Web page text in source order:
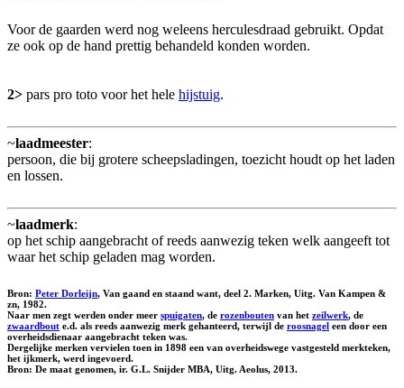
Voor de gaarden werd nog weleens herculesdraad gebruikt. Opdat
ze ook op de hand prettig behandeld konden worden.
2> pars pro toto voor het hele hijstuig.
~laadmeester:
persoon, die bij grotere scheepsladingen, toezicht houdt op het laden
en lossen.
~laadmerk:
op het schip aangebracht of reeds aanwezig teken welk aangeeft tot
waar het schip geladen mag worden.
Bron: Peter Dorleijn, Van gaand en staand want, deel 2. Marken, Uitg. Van Kampen &
zn, 1982.
Naar men zegt werden onder meer spuigaten, de rozenbouten van het zeilwerk, de
zwaardbout e.d. als reeds aanwezig merk gehanteerd, terwijl de roosnagel een door een
overheidsdienaar aangebracht teken was.
Dergelijke merken vervielen toen in 1898 een van overheidswege vastgesteld merkteken,
het ijkmerk, werd ingevoerd.
Bron: De maat genomen, ir. G.L. Snijder MBA, Uitg. Aeolus, 2013.